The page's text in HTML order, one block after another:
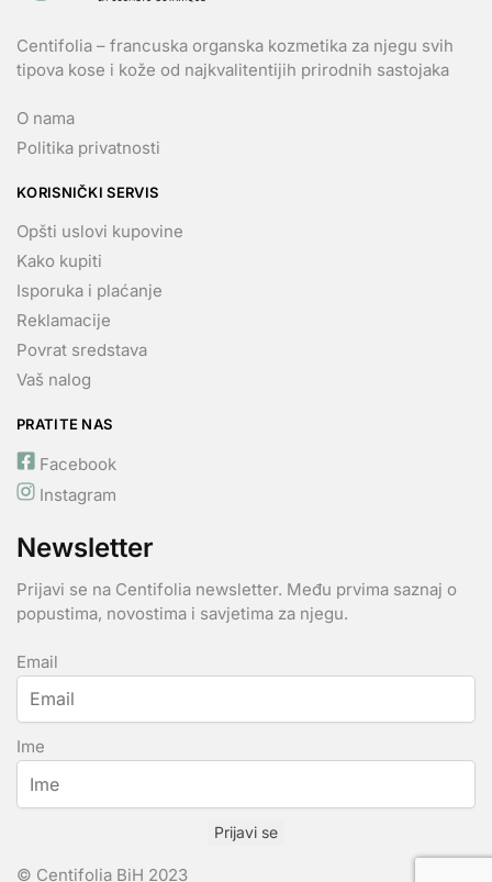
Centifolia – francuska organska kozmetika za njegu svih
tipova kose i kože od najkvalitentijih prirodnih sastojaka
O nama
Politika privatnosti
KORISNIČKI SERVIS
Opšti uslovi kupovine
Kako kupiti
Isporuka i plaćanje
Reklamacije
Povrat sredstava
Vaš nalog
PRATITE NAS
Facebook
Instagram
Newsletter
Prijavi se na Centifolia newsletter. Među prvima saznaj o
popustima, novostima i savjetima za njegu.
Email
Ime
Prijavi se
© Centifolia BiH 2023